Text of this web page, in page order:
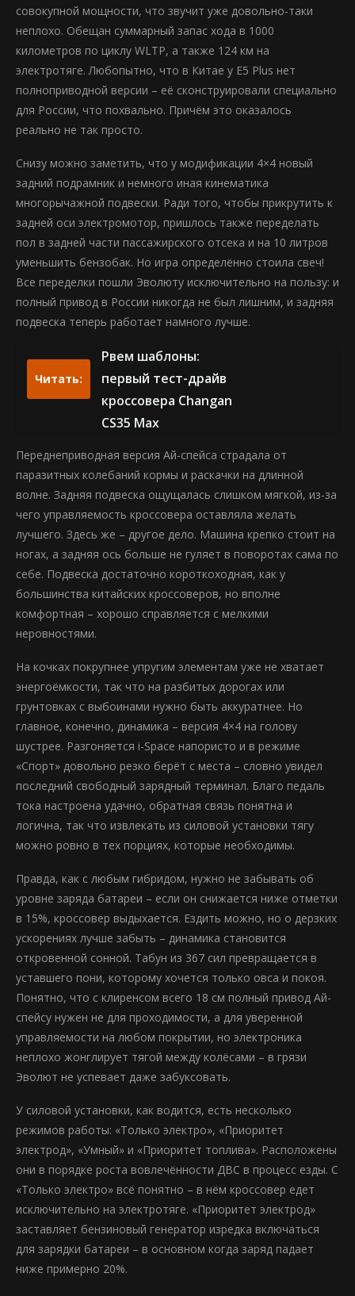
совокупной мощности, что звучит уже довольно-таки
неплохо. Обещан суммарный запас хода в 1000
километров по циклу WLTP, а также 124 км на
электротяге. Любопытно, что в Китае у E5 Plus нет
полноприводной версии – её сконструировали специально
для России, что похвально. Причём это оказалось
реально не так просто.
Снизу можно заметить, что у модификации 4×4 новый
задний подрамник и немного иная кинематика
многорычажной подвески. Ради того, чтобы прикрутить к
задней оси электромотор, пришлось также переделать
пол в задней части пассажирского отсека и на 10 литров
уменьшить бензобак. Но игра определённо стоила свеч!
Все переделки пошли Эволюту исключительно на пользу: и
полный привод в России никогда не был лишним, и задняя
подвеска теперь работает намного лучше.
Читать:
Рвем шаблоны:
первый тест-драйв
кроссовера Changan
CS35 Max
Переднеприводная версия Ай-спейса страдала от
паразитных колебаний кормы и раскачки на длинной
волне. Задняя подвеска ощущалась слишком мягкой, из-за
чего управляемость кроссовера оставляла желать
лучшего. Здесь же – другое дело. Машина крепко стоит на
ногах, а задняя ось больше не гуляет в поворотах сама по
себе. Подвеска достаточно короткоходная, как у
большинства китайских кроссоверов, но вполне
комфортная – хорошо справляется с мелкими
неровностями.
На кочках покрупнее упругим элементам уже не хватает
энергоёмкости, так что на разбитых дорогах или
грунтовках с выбоинами нужно быть аккуратнее. Но
главное, конечно, динамика – версия 4×4 на голову
шустрее. Разгоняется i-Space напористо и в режиме
«Спорт» довольно резко берёт с места – словно увидел
последний свободный зарядный терминал. Благо педаль
тока настроена удачно, обратная связь понятна и
логична, так что извлекать из силовой установки тягу
можно ровно в тех порциях, которые необходимы.
Правда, как с любым гибридом, нужно не забывать об
уровне заряда батареи – если он снижается ниже отметки
в 15%, кроссовер выдыхается. Ездить можно, но о дерзких
ускорениях лучше забыть – динамика становится
откровенной сонной. Табун из 367 сил превращается в
уставшего пони, которому хочется только овса и покоя.
Понятно, что с клиренсом всего 18 см полный привод Ай-
спейсу нужен не для проходимости, а для уверенной
управляемости на любом покрытии, но электроника
неплохо жонглирует тягой между колёсами – в грязи
Эволют не успевает даже забуксовать.
У силовой установки, как водится, есть несколько
режимов работы: «Только электро», «Приоритет
электрод», «Умный» и «Приоритет топлива». Расположены
они в порядке роста вовлечённости ДВС в процесс езды. С
«Только электро» всё понятно – в нём кроссовер едет
исключительно на электротяге. «Приоритет электрод»
заставляет бензиновый генератор изредка включаться
для зарядки батареи – в основном когда заряд падает
ниже примерно 20%.